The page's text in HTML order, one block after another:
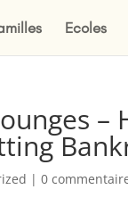
Ecoles
–
|0